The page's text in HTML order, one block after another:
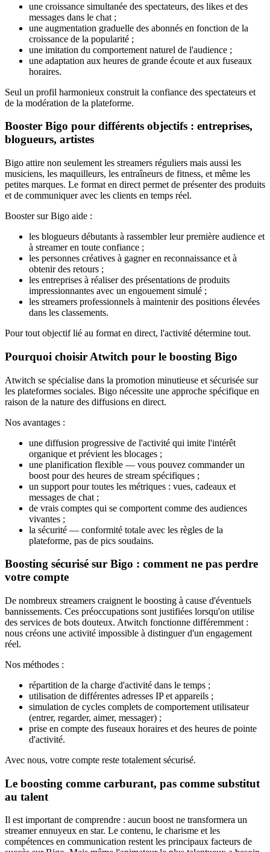
une croissance simultanée des spectateurs, des likes et des
messages dans le chat ;
une augmentation graduelle des abonnés en fonction de la
croissance de la popularité ;
une imitation du comportement naturel de l'audience ;
une adaptation aux heures de grande écoute et aux fuseaux
horaires.
Seul un profil harmonieux construit la confiance des spectateurs et
de la modération de la plateforme.
Booster Bigo pour différents objectifs : entreprises,
blogueurs, artistes
Bigo attire non seulement les streamers réguliers mais aussi les
musiciens, les maquilleurs, les entraîneurs de fitness, et même les
petites marques. Le format en direct permet de présenter des produits
et de communiquer avec les clients en temps réel.
Booster sur Bigo aide :
les blogueurs débutants à rassembler leur première audience et
à streamer en toute confiance ;
les personnes créatives à gagner en reconnaissance et à
obtenir des retours ;
les entreprises à réaliser des présentations de produits
impressionnantes avec un engouement simulé ;
les streamers professionnels à maintenir des positions élevées
dans les classements.
Pour tout objectif lié au format en direct, l'activité détermine tout.
Pourquoi choisir Atwitch pour le boosting Bigo
Atwitch se spécialise dans la promotion minutieuse et sécurisée sur
les plateformes sociales. Bigo nécessite une approche spécifique en
raison de la nature des diffusions en direct.
Nos avantages :
une diffusion progressive de l'activité qui imite l'intérêt
organique et prévient les blocages ;
une planification flexible — vous pouvez commander un
boost pour des heures de stream spécifiques ;
un support pour toutes les métriques : vues, cadeaux et
messages de chat ;
de vrais comptes qui se comportent comme des audiences
vivantes ;
la sécurité — conformité totale avec les règles de la
plateforme, pas de pics soudains.
Boosting sécurisé sur Bigo : comment ne pas perdre
votre compte
De nombreux streamers craignent le boosting à cause d'éventuels
bannissements. Ces préoccupations sont justifiées lorsqu'on utilise
des services de bots douteux. Atwitch fonctionne différemment :
nous créons une activité impossible à distinguer d'un engagement
réel.
Nos méthodes :
répartition de la charge d'activité dans le temps ;
utilisation de différentes adresses IP et appareils ;
simulation de cycles complets de comportement utilisateur
(entrer, regarder, aimer, messager) ;
prise en compte des fuseaux horaires et des heures de pointe
d'activité.
Avec nous, votre compte reste totalement sécurisé.
Le boosting comme carburant, pas comme substitut
au talent
Il est important de comprendre : aucun boost ne transformera un
streamer ennuyeux en star. Le contenu, le charisme et les
compétences en communication restent les principaux facteurs de